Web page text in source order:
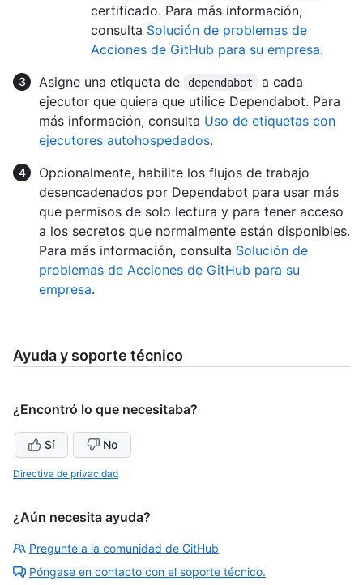
certificado. Para más información,
consulta Solución de problemas de
Acciones de GitHub para su empresa.
Asigne una etiqueta de
dependabot
a cada
ejecutor que quiera que utilice Dependabot. Para
más información, consulta Uso de etiquetas con
ejecutores autohospedados.
Opcionalmente, habilite los flujos de trabajo
desencadenados por Dependabot para usar más
que permisos de solo lectura y para tener acceso
a los secretos que normalmente están disponibles.
Para más información, consulta Solución de
problemas de Acciones de GitHub para su
empresa.
Ayuda y soporte técnico
¿Encontró lo que necesitaba?
Sí No
Directiva de privacidad
¿Aún necesita ayuda?
Pregunte a la comunidad de GitHub
Póngase en contacto con el soporte técnico.